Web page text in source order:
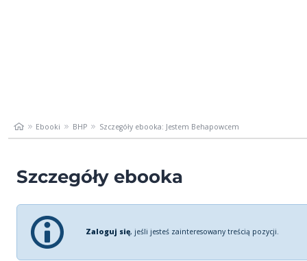
Ebooki BHP Szczegóły ebooka: Jestem Behapowcem
Szczegóły ebooka
Zaloguj się, jeśli jesteś zainteresowany treścią pozycji.